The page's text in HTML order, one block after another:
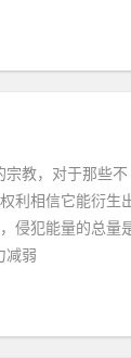
教，对于那些不
利相信它能衍生
侵犯能量的总量
减弱